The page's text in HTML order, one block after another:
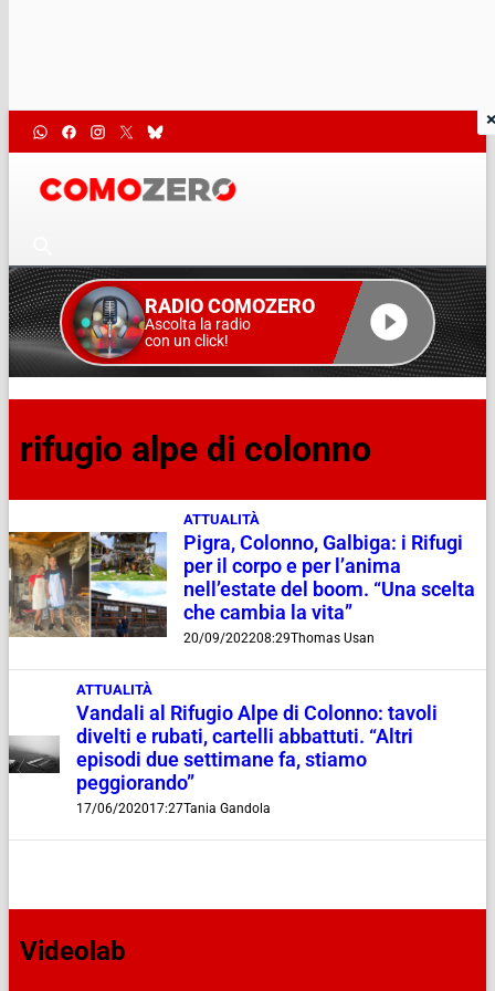
RADIO COMOZERO
Ascolta la radio
con un click!
rifugio alpe di colonno
ATTUALITÀ
Pigra, Colonno, Galbiga: i Rifugi
per il corpo e per l’anima
nell’estate del boom. “Una scelta
che cambia la vita”
20/09/202208:29Thomas Usan
ATTUALITÀ
Vandali al Rifugio Alpe di Colonno: tavoli
divelti e rubati, cartelli abbattuti. “Altri
episodi due settimane fa, stiamo
peggiorando”
17/06/202017:27Tania Gandola
Videolab